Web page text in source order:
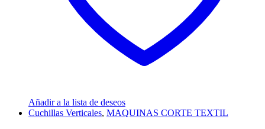
Añadir a la lista de deseos
Cuchillas Verticales, MAQUINAS CORTE TEXTIL